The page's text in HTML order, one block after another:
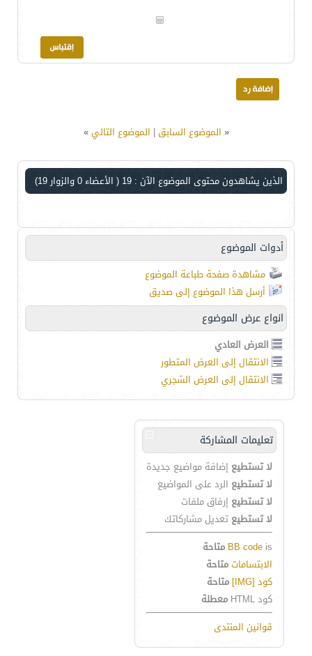
« الموضوع السابق| الموضوع التالي»
الذين يشاهدون محتوى الموضوع الآن : 19 ( الأعضاء 0 والزوار 19)
أدوات الموضوع
مشاهدة صفحة طباعة الموضوع
أرسل هذا الموضوع إلى صديق
انواع عرض الموضوع
العرض العادي
الانتقال إلى العرض المتطور
الانتقال إلى العرض الشجري
تعليمات المشاركة
لا تستطيع إضافة مواضيع جديدة
لا تستطيع الرد على المواضيع
لا تستطيع إرفاق ملفات
لا تستطيع تعديل مشاركاتك
BB code is
متاحة
الابتساماتمتاحة
كود [IMG]
متاحة
كود HTML
معطلة
قوانين المنتدى